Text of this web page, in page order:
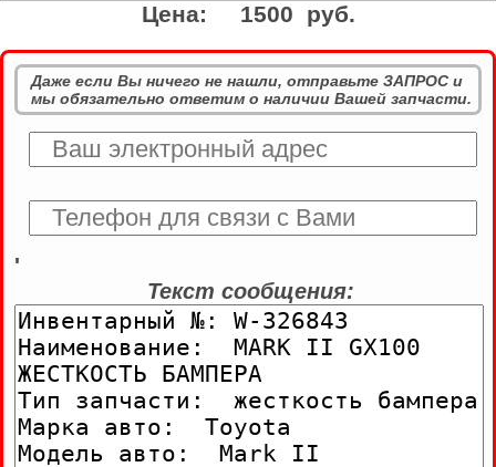
Цена: 1500 руб.
Даже если Вы ничего не нашли, отправьте ЗАПРОС и
мы обязательно ответим о наличии Вашей запчасти.
'
Текст сообщения: